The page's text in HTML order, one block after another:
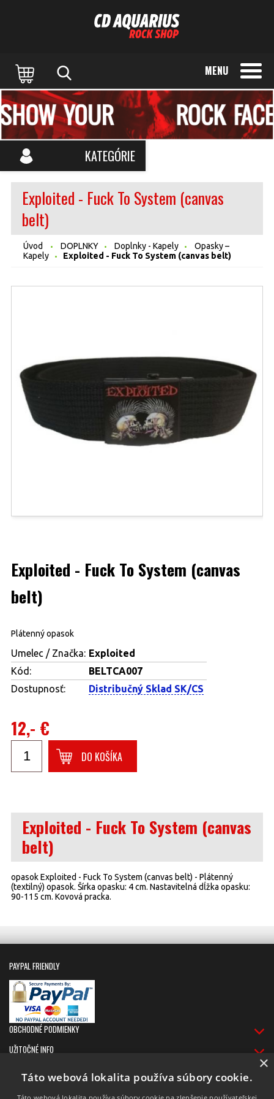
MENU
KATEGÓRIE
Exploited - Fuck To System (canvas
belt)
Úvod DOPLNKY Doplnky - Kapely
Opasky –
Kapely
Exploited - Fuck To System (canvas belt)
Exploited - Fuck To System (canvas
belt)
Plátenný opasok
Umelec / Značka: Exploited
Kód:
BELTCA007
Dostupnosť:
Distribučný Sklad SK/CS
12,- €
DO KOŠÍKA
Exploited - Fuck To System (canvas
belt)
opasok Exploited - Fuck To System (canvas belt) - Plátenný
(textilný) opasok. Šírka opasku: 4 cm. Nastavitelná dĺžka opasku:
90-115 cm. Kovová pracka.
PAYPAL FRIENDLY
OBCHODNÉ PODMIENKY
UŽITOČNÉ INFO
×
Táto webová lokalita používa súbory cookie.